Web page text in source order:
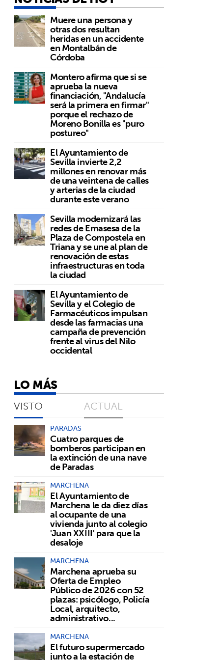
Muere una persona y
otras dos resultan
heridas en un accidente
en Montalbán de
Córdoba
Montero afirma que si se
aprueba la nueva
financiación, "Andalucía
será la primera en firmar"
porque el rechazo de
Moreno Bonilla es "puro
postureo"
El Ayuntamiento de
Sevilla invierte 2,2
millones en renovar más
de una veintena de calles
y arterias de la ciudad
durante este verano
Sevilla modernizará las
redes de Emasesa de la
Plaza de Compostela en
Triana y se une al plan de
renovación de estas
infraestructuras en toda
la ciudad
El Ayuntamiento de
Sevilla y el Colegio de
Farmacéuticos impulsan
desde las farmacias una
campaña de prevención
frente al virus del Nilo
occidental
LO MÁS
VISTO ACTUAL
PARADAS
Cuatro parques de
bomberos participan en
la extinción de una nave
de Paradas
MARCHENA
El Ayuntamiento de
Marchena le da diez días
al ocupante de una
vivienda junto al colegio
'Juan XXIII' para que la
desaloje
MARCHENA
Marchena aprueba su
Oferta de Empleo
Público de 2026 con 52
plazas: psicólogo, Policía
Local, arquitecto,
administrativo...
MARCHENA
El futuro supermercado
junto a la estación de